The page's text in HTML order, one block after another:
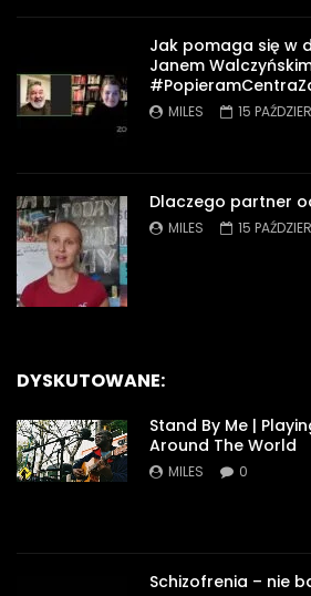
Jak pomaga się w
Janem
MILES 15
Dlaczego partner
MILES 15
DYSKUTOWANE:
Stand By Me |
Around The World
MILES 0
Schizofrenia – nie